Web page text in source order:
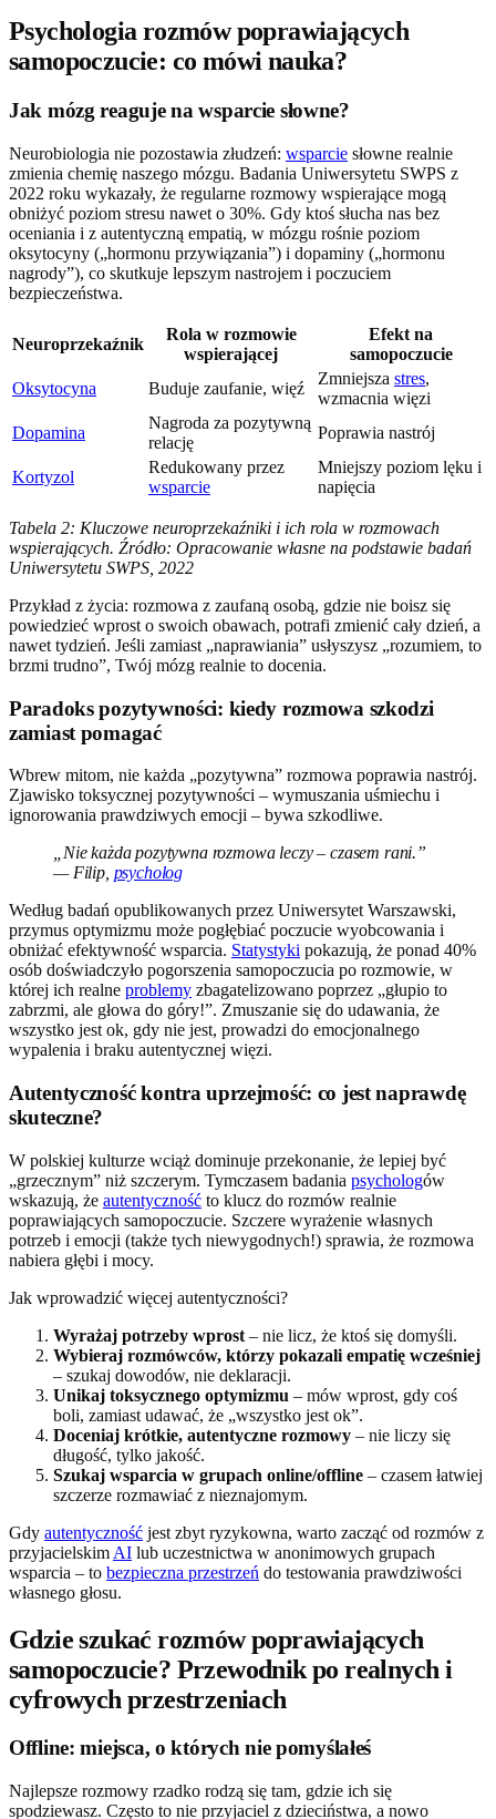
Psychologia rozmów poprawiających
samopoczucie: co mówi nauka?
Jak mózg reaguje na wsparcie słowne?
Neurobiologia nie pozostawia złudzeń: wsparcie słowne realnie
zmienia chemię naszego mózgu. Badania Uniwersytetu SWPS z
2022 roku wykazały, że regularne rozmowy wspierające mogą
obniżyć poziom stresu nawet o 30%. Gdy ktoś słucha nas bez
oceniania i z autentyczną empatią, w mózgu rośnie poziom
oksytocyny („hormonu przywiązania”) i dopaminy („hormonu
nagrody”), co skutkuje lepszym nastrojem i poczuciem
bezpieczeństwa.
Neuroprzekaźnik
Rola w rozmowie
wspierającej
Efekt na
samopoczucie
Oksytocyna
Buduje zaufanie, więź
Zmniejsza stres,
wzmacnia więzi
Dopamina
Nagroda za pozytywną
relację
Poprawia nastrój
Kortyzol
Redukowany przez
wsparcie
Mniejszy poziom lęku i
napięcia
Tabela 2: Kluczowe neuroprzekaźniki i ich rola w rozmowach
wspierających. Źródło: Opracowanie własne na podstawie badań
Uniwersytetu SWPS, 2022
Przykład z życia: rozmowa z zaufaną osobą, gdzie nie boisz się
powiedzieć wprost o swoich obawach, potrafi zmienić cały dzień, a
nawet tydzień. Jeśli zamiast „naprawiania” usłyszysz „rozumiem, to
brzmi trudno”, Twój mózg realnie to docenia.
Paradoks pozytywności: kiedy rozmowa szkodzi
zamiast pomagać
Wbrew mitom, nie każda „pozytywna” rozmowa poprawia nastrój.
Zjawisko toksycznej pozytywności – wymuszania uśmiechu i
ignorowania prawdziwych emocji – bywa szkodliwe.
„Nie każda pozytywna rozmowa leczy – czasem rani.”
— Filip, psycholog
Według badań opublikowanych przez Uniwersytet Warszawski,
przymus optymizmu może pogłębiać poczucie wyobcowania i
obniżać efektywność wsparcia. Statystyki pokazują, że ponad 40%
osób doświadczyło pogorszenia samopoczucia po rozmowie, w
której ich realne problemy zbagatelizowano poprzez „głupio to
zabrzmi, ale głowa do góry!”. Zmuszanie się do udawania, że
wszystko jest ok, gdy nie jest, prowadzi do emocjonalnego
wypalenia i braku autentycznej więzi.
Autentyczność kontra uprzejmość: co jest naprawdę
skuteczne?
W polskiej kulturze wciąż dominuje przekonanie, że lepiej być
„grzecznym” niż szczerym. Tymczasem badania psychologów
wskazują, że autentyczność to klucz do rozmów realnie
poprawiających samopoczucie. Szczere wyrażenie własnych
potrzeb i emocji (także tych niewygodnych!) sprawia, że rozmowa
nabiera głębi i mocy.
Jak wprowadzić więcej autentyczności?
Wyrażaj potrzeby wprost – nie licz, że ktoś się domyśli.
Wybieraj rozmówców, którzy pokazali empatię wcześniej
– szukaj dowodów, nie deklaracji.
Unikaj toksycznego optymizmu – mów wprost, gdy coś
boli, zamiast udawać, że „wszystko jest ok”.
Doceniaj krótkie, autentyczne rozmowy – nie liczy się
długość, tylko jakość.
Szukaj wsparcia w grupach online/offline – czasem łatwiej
szczerze rozmawiać z nieznajomym.
Gdy autentyczność jest zbyt ryzykowna, warto zacząć od rozmów z
przyjacielskim AI lub uczestnictwa w anonimowych grupach
wsparcia – to bezpieczna przestrzeń do testowania prawdziwości
własnego głosu.
Gdzie szukać rozmów poprawiających
samopoczucie? Przewodnik po realnych i
cyfrowych przestrzeniach
Offline: miejsca, o których nie pomyślałeś
Najlepsze rozmowy rzadko rodzą się tam, gdzie ich się
spodziewasz. Często to nie przyjaciel z dzieciństwa, a nowo